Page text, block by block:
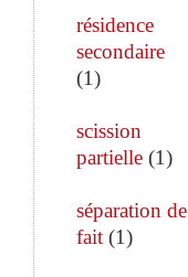
résidence
secondaire
(1)
scission
partielle (1)
séparation de
fait (1)